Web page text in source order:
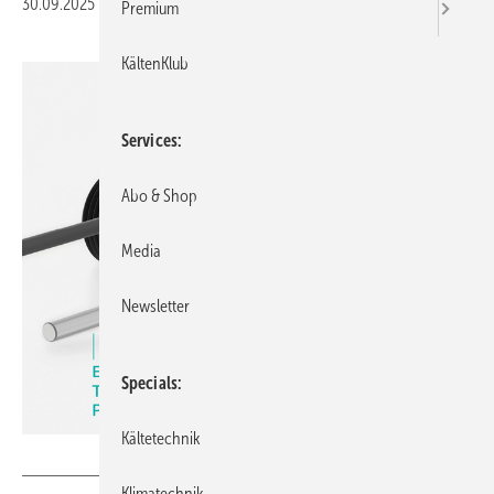
30.09.2025 Veröffentlicht in
Premium
KältenKlub
Services
Abo & Shop
Media
Newsletter
Specials
Kältetechnik